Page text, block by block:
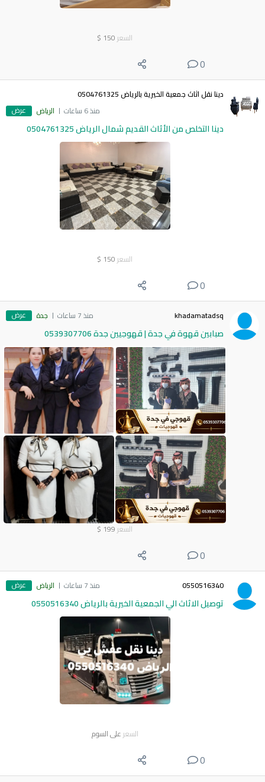
السعر 150
$
0
دينا نقل اثاث جمعية الخيرية بالرياض 0504761325
منذ 6 ساعات
الرياض عرض
دينا التخلص من الأثاث القديم شمال الرياض 0504761325
السعر 150
$
0
khadamatadsq منذ 7 ساعات جدة عرض
صبابين قهوة في جدة | قهوجيين جدة 0539307706
السعر 199
$
0
0550516340 منذ 7 ساعات الرياض عرض
توصيل الاثاث الي الجمعية الخيرية بالرياض 0550516340
السعر على السوم
0